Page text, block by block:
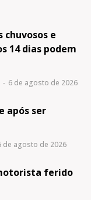
chuvosos e
14 dias podem
- 6 de agosto de 2026
após ser
de agosto de 2026
ferido